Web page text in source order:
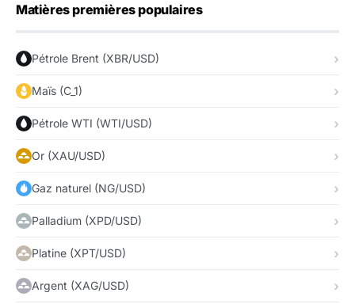
Matières premières populaires
Pétrole Brent (XBR/USD)
Maïs (C_1)
Pétrole WTI (WTI/USD)
Or (XAU/USD)
Gaz naturel (NG/USD)
Palladium (XPD/USD)
Platine (XPT/USD)
Argent (XAG/USD)